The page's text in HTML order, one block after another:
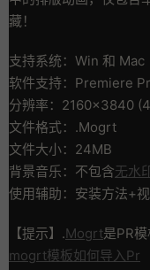
藏！
支持系统：Win 和 Mac
软件支持：Premiere
分辨率：2160×3840
文件格式：.Mogrt
文件大小：24MB
背景音乐：不包含无水
使用辅助：安装方法+
【提示】.Mogrt是PR
mogrt模板如何导入Pr